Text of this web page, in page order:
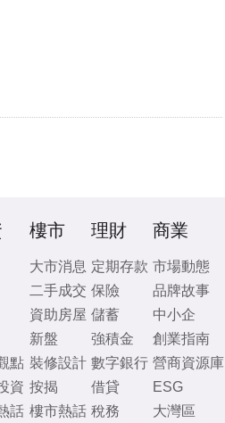
點
資
話
樓市
大市消息
二手成交
資助房屋
新盤
裝修設計
按揭
樓市熱話
理財
定期存款
保險
儲蓄
強積金
數字銀行
借貸
稅務
商業
市場動態
品牌故事
中小企
創業指南
營商資源庫
ESG
大灣區